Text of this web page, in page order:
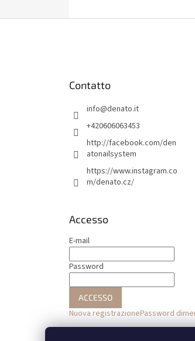
Contatto
info@denato.it
+420606063453
http://facebook.com/den
atonailsystem
https://www.instagram.co
m/denato.cz/
Accesso
E-mail
Password
ACCESSO
Nuova registrazionePassword